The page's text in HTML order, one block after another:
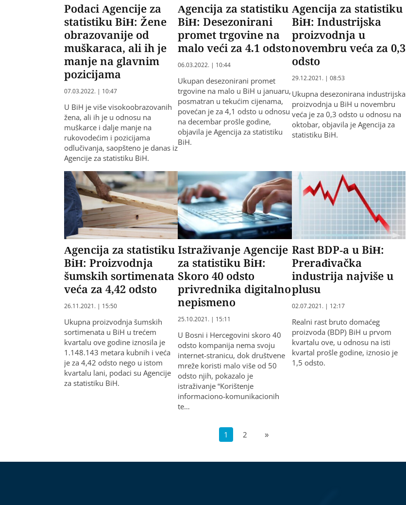
Podaci Agencije za
statistiku BiH: Žene
obrazovanije od
muškaraca, ali ih je
manje na glavnim
pozicijama
07.03.2022. | 10:47
U BiH je više visokoobrazovanih
žena, ali ih je u odnosu na
muškarce i dalje manje na
rukovodećim i pozicijama
odlučivanja, saopšteno je danas iz
Agencije za statistiku BiH.
Agencija za statistiku
BiH: Desezonirani
promet trgovine na
malo veći za 4.1 odsto
06.03.2022. | 10:44
Ukupan desezonirani promet
trgovine na malo u BiH u januaru,
posmatran u tekućim cijenama,
povećan je za 4,1 odsto u odnosu
na decembar prošle godine,
objavila je Agencija za statistiku
BiH.
Agencija za statistiku
BiH: Industrijska
proizvodnja u
novembru veća za 0,3
odsto
29.12.2021. | 08:53
Ukupna desezonirana industrijska
proizvodnja u BiH u novembru
veća je za 0,3 odsto u odnosu na
oktobar, objavila je Agencija za
statistiku BiH.
Agencija za statistiku
BiH: Proizvodnja
šumskih sortimenata
veća za 4,42 odsto
26.11.2021. | 15:50
Ukupna proizvodnja šumskih
sortimenata u BiH u trećem
kvartalu ove godine iznosila je
1.148.143 metara kubnih i veća
je za 4,42 odsto nego u istom
kvartalu lani, podaci su Agencije
za statistiku BiH.
Istraživanje Agencije
za statistiku BiH:
Skoro 40 odsto
privrednika digitalno
nepismeno
25.10.2021. | 15:11
U Bosni i Hercegovini skoro 40
odsto kompanija nema svoju
internet-stranicu, dok društvene
mreže koristi malo više od 50
odsto njih, pokazalo je
istraživanje “Korištenje
informaciono-komunikacionih
te…
Rast BDP-a u BiH:
Prerađivačka
industrija najviše u
plusu
02.07.2021. | 12:17
Realni rast bruto domaćeg
proizvoda (BDP) BiH u prvom
kvartalu ove, u odnosu na isti
kvartal prošle godine, iznosio je
1,5 odsto.
1 2 »